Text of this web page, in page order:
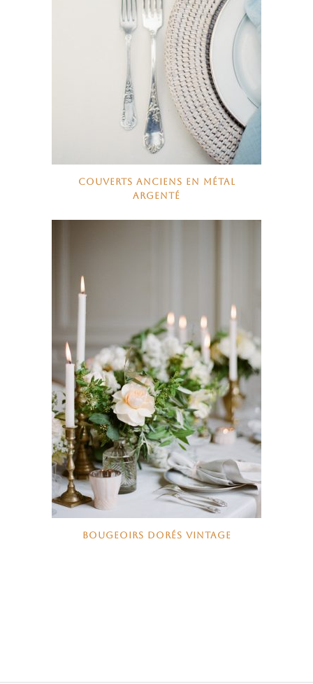
COUVERTS ANCIENS EN MÉTAL
ARGENTÉ
BOUGEOIRS DORÉS VINTAGE